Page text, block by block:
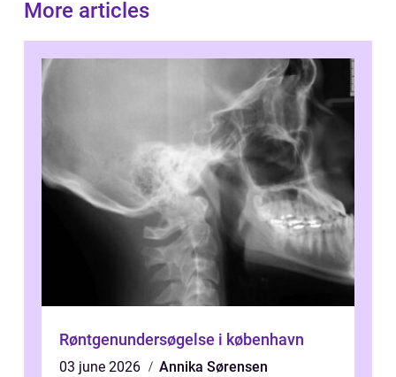
More articles
Røntgenundersøgelse i københavn
03 june 2026
Annika Sørensen